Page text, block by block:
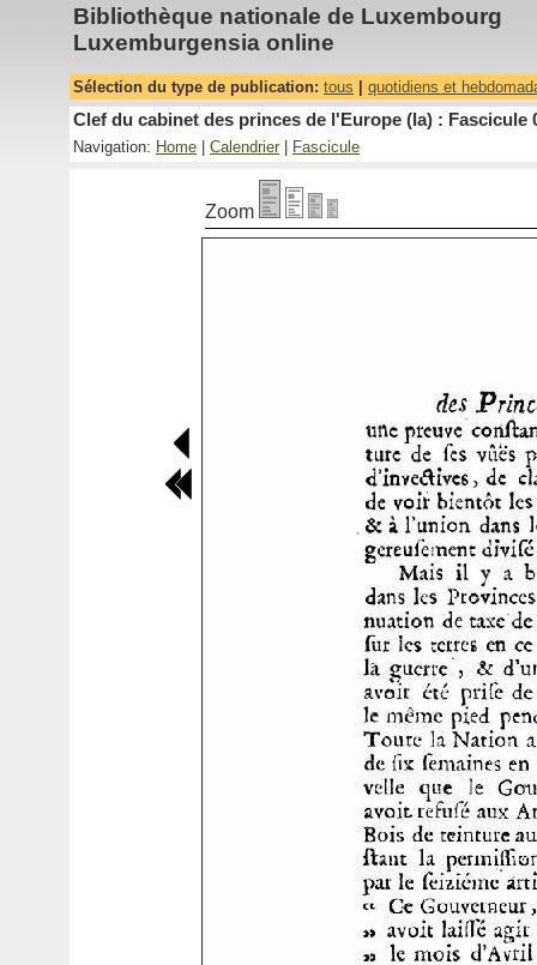
Bibliothèque nationale de Luxembourg
Luxemburgensia online
Sélection du type de publication: tous quotidiens et
Clef du cabinet des princes de l'Europe (la) : Fascicule
Navigation: Home Calendrier Fascicule
Zoom